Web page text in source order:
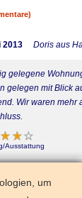
2013 Doris aus
gelegene
gelegen mit Blick
Wir waren mehr
Ausstattung
um